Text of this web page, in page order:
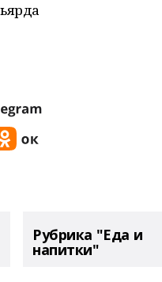
Рубрика "Еда и
напитки"